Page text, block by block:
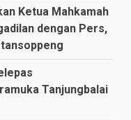
Ketua Mahkamah
dengan Pers,
Tanjungbalai